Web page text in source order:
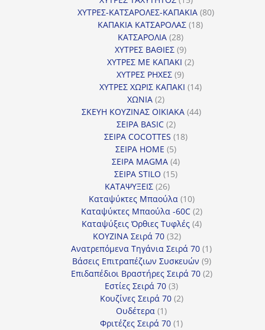
προϊόντα
ΧΥΤΡΕΣ-ΚΑΤΣΑΡΟΛΕΣ-ΚΑΠΑΚΙΑ 8080
ΚΑΠΑΚΙΑ ΚΑΤΣΑΡΟΛΑΣ 1818
ΚΑΤΣΑΡΟΛΙΑ 2828
προϊόντα
ΧΥΤΡΕΣ ΒΑΘΙΕΣ 99
προϊόντα
ΧΥΤΡΕΣ ΜΕ ΚΑΠΑΚΙ 22
ΧΥΤΡΕΣ ΡΗΧΕΣ 99
προϊόντα
ΧΥΤΡΕΣ ΧΩΡΙΣ ΚΑΠΑΚΙ 1414
ΧΩΝΙΑ 22
προϊόντα
ΣΚΕΥΗ ΚΟΥΖΙΝΑΣ ΟΙΚΙΑΚΑ 4444
ΣΕΙΡΑ BASIC 22
προϊόντα
ΣΕΙΡΑ COCOTTES 1818
ΣΕΙΡΑ HOME 55
προϊόντα
ΣΕΙΡΑ MAGMA 44
προϊόντα
ΣΕΙΡΑ STILO 1515
ΚΑΤΑΨΥΞΕΙΣ 2626
προϊόντα
Καταψύκτες Μπαούλα 1010
προϊόντα
Καταψύκτες Μπαούλα -60C 22
προϊόντα
Καταψύξεις Όρθιες Τυφλές 44
ΚΟΥΖΙΝΑ Σειρά 70 3232
προϊόντα
Ανατρεπόμενα Τηγάνια Σειρά 70 11
προϊόν
Βάσεις Επιτραπέζιων Συσκευών 99
προϊόντα
Επιδαπέδιοι Βραστήρες Σειρά 70 22
Εστίες Σειρά 70 33
προϊόντα
Κουζίνες Σειρά 70 22
Ουδέτερα 11
προϊόν
Φριτέζες Σειρά 70 11